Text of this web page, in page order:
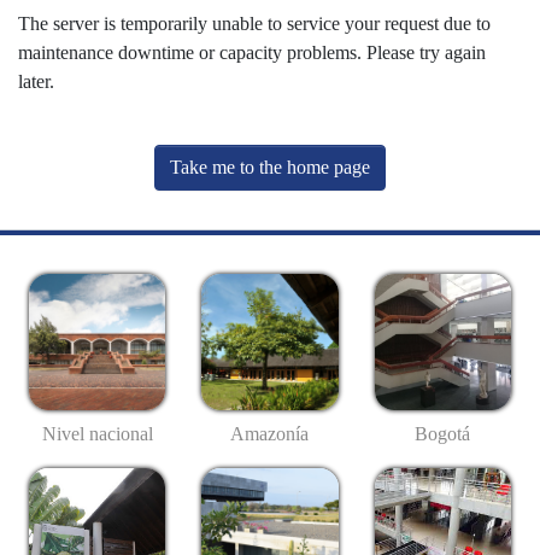
The server is temporarily unable to service your request due to
maintenance downtime or capacity problems. Please try again
later.
Take me to the home page
Nivel nacional Amazonía Bogotá